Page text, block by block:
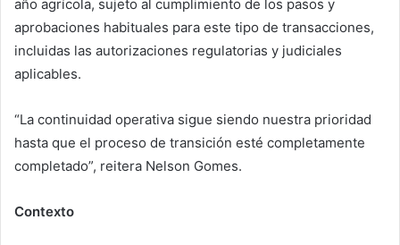
año agrícola, sujeto al cumplimiento de los pasos y
aprobaciones habituales para este tipo de transacciones,
incluidas las autorizaciones regulatorias y judiciales
aplicables.
“La continuidad operativa sigue siendo nuestra prioridad
hasta que el proceso de transición esté completamente
completado”, reitera Nelson Gomes.
Contexto